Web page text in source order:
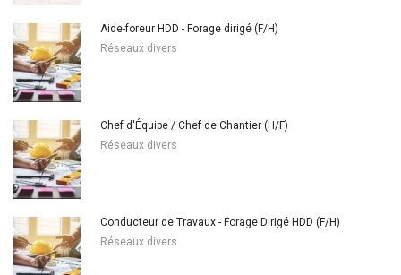
Aide-foreur HDD - Forage dirigé (F/H)
Réseaux divers
Chef d'Équipe / Chef de Chantier (H/F)
Réseaux divers
Conducteur de Travaux - Forage Dirigé HDD (F/H)
Réseaux divers